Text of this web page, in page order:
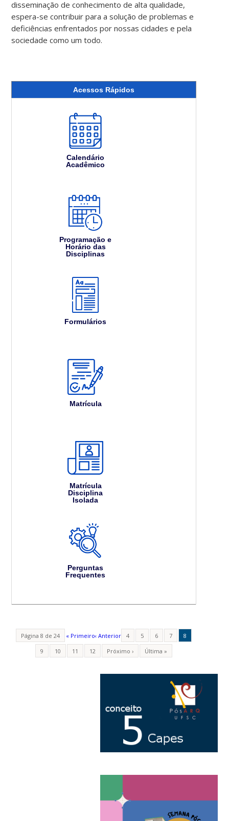
disseminação de conhecimento de alta qualidade,
espera-se contribuir para a solução de problemas e
deficiências enfrentados por nossas cidades e pela
sociedade como um todo.
Acessos Rápidos
Calendário
Acadêmico
Programação e
Horário das
Disciplinas
Formulários
Matrícula
Matrícula
Disciplina
Isolada
Perguntas
Frequentes
Página 8 de 24 « Primeiro‹ Anterior 4 5 6 7
8
9
10 11 12 Próximo › Última »